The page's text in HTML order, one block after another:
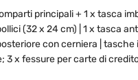
principali + 1 x tasca
(32 x 24 cm) | 1 x tasca
con cerniera | tasche
3 x fessure per carte di